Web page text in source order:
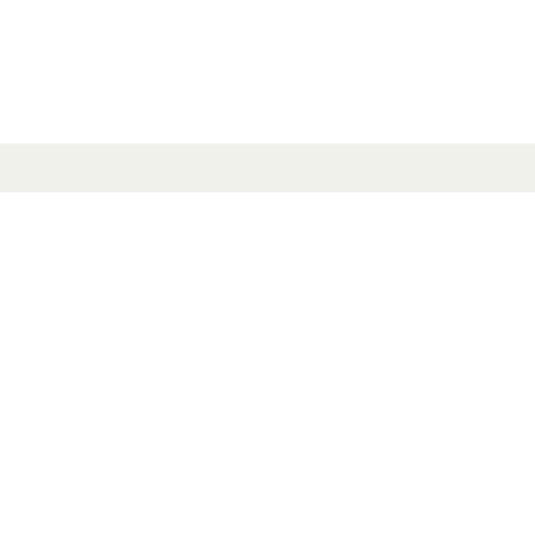
Erhitzen ohne unangenehmen Hitzestau in
und geringen Grundfläche sind Fasssaunen
2-4 Personen gleichzeitig saunieren.
sich durch seine besondere Sandwich-
Schichten. Die bereits vorgefertigten